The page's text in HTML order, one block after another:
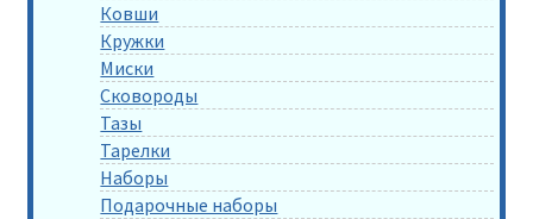
Ковши
Кружки
Миски
Сковороды
Тазы
Тарелки
Наборы
Подарочные наборы